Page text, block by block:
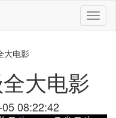
切
换
大电影
大电影
08:22:42